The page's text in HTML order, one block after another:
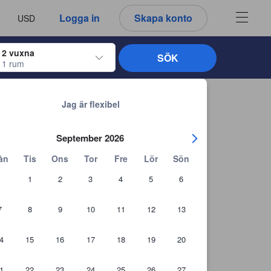
USD Logga in Skapa konto
välja
2 vuxna
1 rum
för att navigera genom in- och utcheckningsdatumen. När du
Jag är flexibel
September 2026
Tis Ons Tor Fre Lör Sön
1 2 3 4 5 6
8 9 10 11 12 13
15 16 17 18 19 20
SÖK